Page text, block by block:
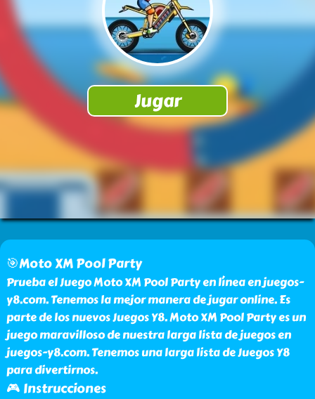
🎯Moto XM Pool Party
Prueba el Juego Moto XM Pool Party en línea en juegos-
y8.com. Tenemos la mejor manera de jugar online. Es
parte de los nuevos Juegos Y8. Moto XM Pool Party es un
juego maravilloso de nuestra larga lista de juegos en
juegos-y8.com. Tenemos una larga lista de Juegos Y8
para divertirnos.
🎮 Instrucciones